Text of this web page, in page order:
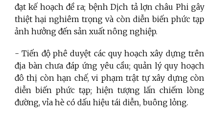
đạt kế hoạch đề ra; bệnh Dịch tả lợn châu Phi gây
thiệt hại nghiêm trọng và còn diễn biến phức tạp
ảnh hưởng đến sản xuất nông nghiệp.
- Tiến độ phê duyệt các quy hoạch xây dựng trên
địa bàn chưa đáp ứng yêu cầu; quản lý quy hoạch
đô thị còn hạn chế, vi phạm trật tự xây dựng còn
diễn biến phức tạp; hiện tượng lấn chiếm lòng
đường, vỉa hè có dấu hiệu tái diễn, buông lỏng.